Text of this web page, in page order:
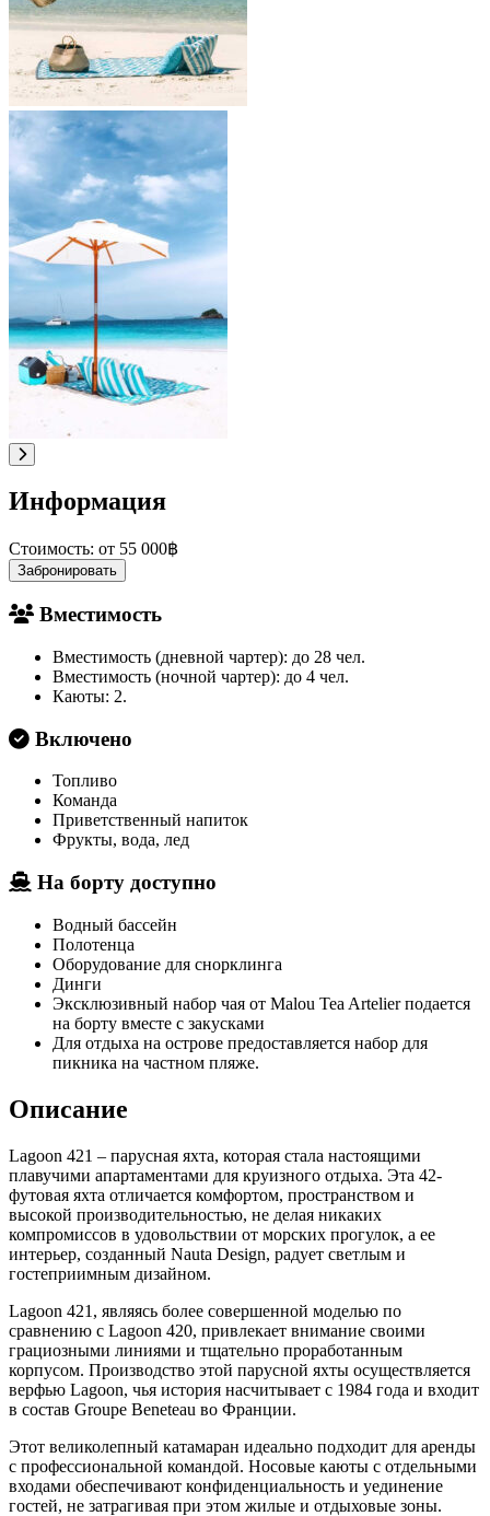
Информация
Стоимость: от 55 000฿
Забронировать
Вместимость
Вместимость (дневной чартер): до 28 чел.
Вместимость (ночной чартер): до 4 чел.
Каюты: 2.
Включено
Топливо
Команда
Приветственный напиток
Фрукты, вода, лед
На борту доступно
Водный бассейн
Полотенца
Оборудование для снорклинга
Динги
Эксклюзивный набор чая от Malou Tea Artelier подается
на борту вместе с закусками
Для отдыха на острове предоставляется набор для
пикника на частном пляже.
Описание
Lagoon 421 – парусная яхта, которая стала настоящими
плавучими апартаментами для круизного отдыха. Эта 42-
футовая яхта отличается комфортом, пространством и
высокой производительностью, не делая никаких
компромиссов в удовольствии от морских прогулок, а ее
интерьер, созданный Nauta Design, радует светлым и
гостеприимным дизайном.
Lagoon 421, являясь более совершенной моделью по
сравнению с Lagoon 420, привлекает внимание своими
грациозными линиями и тщательно проработанным
корпусом. Производство этой парусной яхты осуществляется
верфью Lagoon, чья история насчитывает с 1984 года и входит
в состав Groupe Beneteau во Франции.
Этот великолепный катамаран идеально подходит для аренды
с профессиональной командой. Носовые каюты с отдельными
входами обеспечивают конфиденциальность и уединение
гостей, не затрагивая при этом жилые и отдыховые зоны.